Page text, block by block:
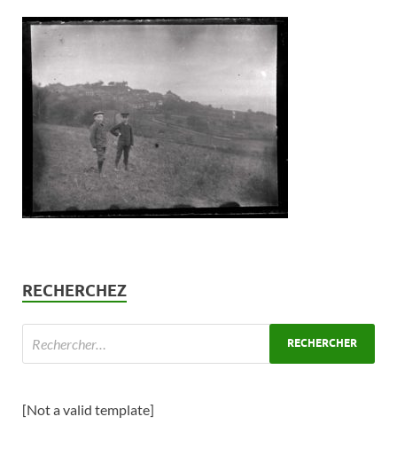
RECHERCHEZ
[Not a valid template]